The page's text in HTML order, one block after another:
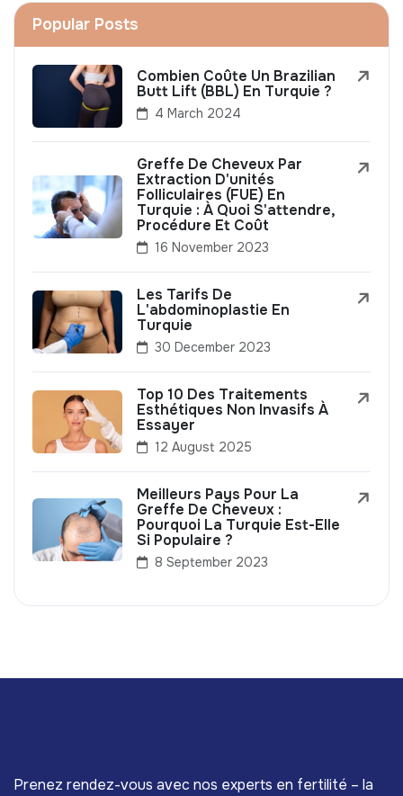
Popular Posts
Combien Coûte Un Brazilian
Butt Lift (BBL) En Turquie ?
4 March 2024
Greffe De Cheveux Par
Extraction D'unités
Folliculaires (FUE) En
Turquie : À Quoi S'attendre,
Procédure Et Coût
16 November 2023
Les Tarifs De
L'abdominoplastie En
Turquie
30 December 2023
Top 10 Des Traitements
Esthétiques Non Invasifs À
Essayer
12 August 2025
Meilleurs Pays Pour La
Greffe De Cheveux :
Pourquoi La Turquie Est-Elle
Si Populaire ?
8 September 2023
Prenez rendez-vous avec nos experts en fertilité – la